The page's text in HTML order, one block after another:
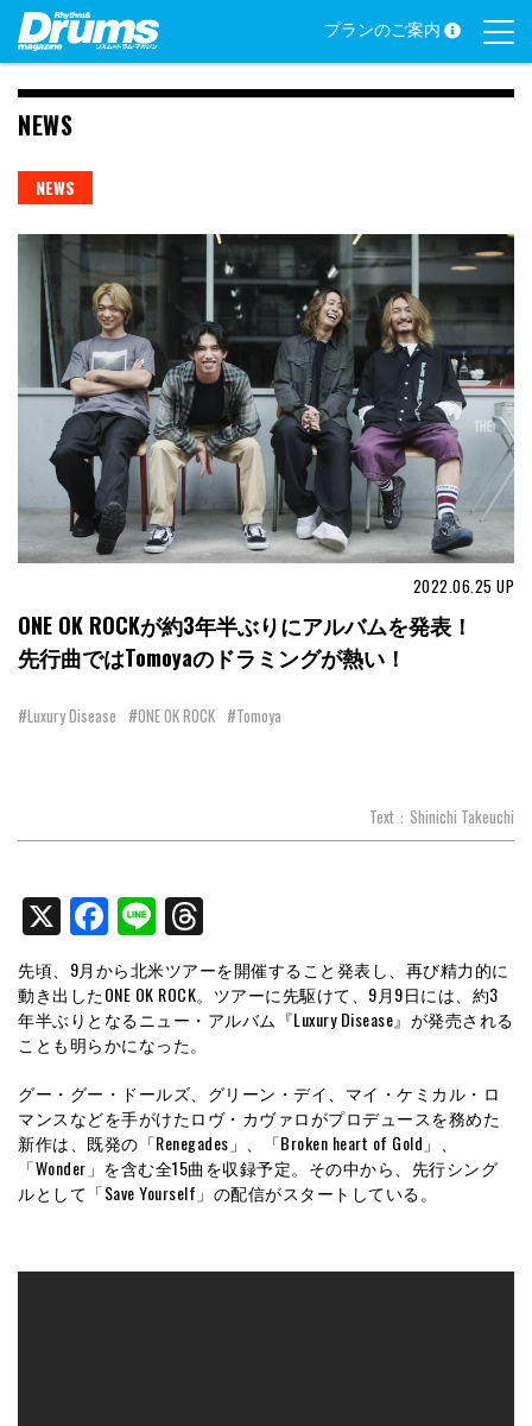
Skip
content
プランのご案内
NEWS
NEWS
2022.06.25 UP
ONE OK ROCKが約3年半ぶりにアルバムを発表！
先行曲ではTomoyaのドラミングが熱い！
#Luxury Disease #ONE OK ROCK #Tomoya
Text：Shinichi Takeuchi
X Facebook
Line
先頃、9月から北米ツアーを開催すること発表し、再び精力的に
動き出したONE OK ROCK。ツアーに先駆けて、9月9日には、約3
年半ぶりとなるニュー・アルバム『Luxury Disease』が発売される
ことも明らかになった。
グー・グー・ドールズ、グリーン・デイ、マイ・ケミカル・ロ
マンスなどを手がけたロヴ・カヴァロがプロデュースを務めた
新作は、既発の「Renegades」、「Broken heart of Gold」、
「Wonder」を含む全15曲を収録予定。その中から、先行シング
ルとして「Save Yourself」の配信がスタートしている。